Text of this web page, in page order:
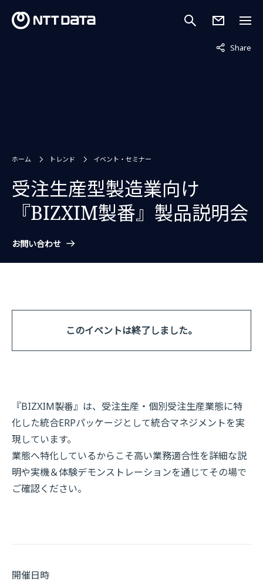
Share
非表示中
ホーム トレンド イベント・セミナー
受注生産型製造業向け
『BIZXIM製番』製品説明会
お問い合わせ
このイベントは終了しました。
『BIZXIM製番』は、受注生産・個別受注生産業態に特
化した統合ERPパッケージとして統合マネジメントを実
現しています。
業態へ特化しているからこそ高い業務適合性を詳細な説
明や実機＆体験デモンストレーションを通じてその場で
ご確認ください。
開催日時